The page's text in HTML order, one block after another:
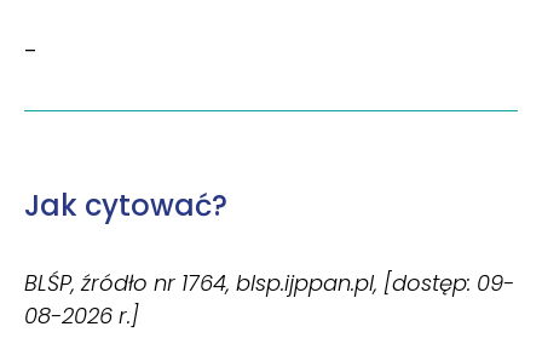
–
Jak cytować?
BLŚP, źródło nr 1764, blsp.ijppan.pl, [dostęp: 09-
08-2026 r.]